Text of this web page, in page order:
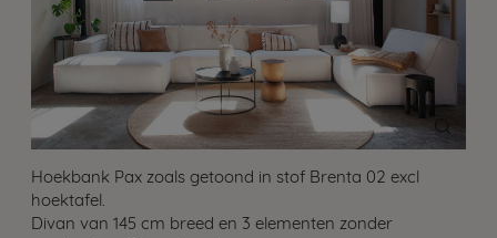
Hoekbank Pax zoals getoond in stof Brenta 02 excl
hoektafel.
Divan van 145 cm breed en 3 elementen zonder